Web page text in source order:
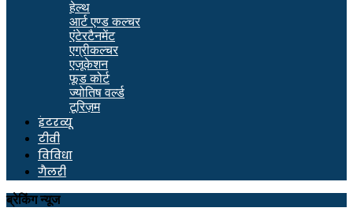
हेल्थ
आर्ट एण्ड कल्चर
एंटेरटैनमेंट
एग्रीकल्चर
एजूकेशन
फूड कोर्ट
ज्योतिष वर्ल्ड
टूरिज़म
इंटरव्यू
टीवी
विविधा
गैलरी
ब्रेकिंग न्यूज